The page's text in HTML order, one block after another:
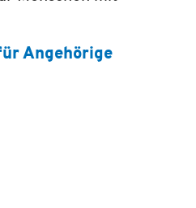
Angehörige